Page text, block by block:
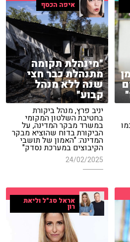
איפה הכסף
"מינהלת תקומה
מתנהלת כבר חצי
שנה ללא מנהל
קבוע"
יניב פרץ, מנהל ביקורת
בחטיבת השלטון המקומי
במשרד מבקר המדינה, על
הביקורת בדוח שהוציא מבקר
המדינה: "האמון של תושבי
הקיבוצים במערכת נסדק"
24/02/2025
אראל סג"ל וליאת
רון